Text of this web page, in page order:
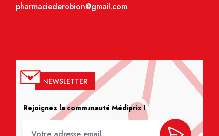
pharmaciederobion@gmail.com
NEWSLETTER
Rejoignez la communauté Médiprix !